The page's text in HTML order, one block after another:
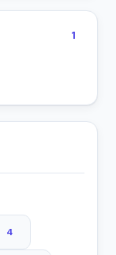
1
4